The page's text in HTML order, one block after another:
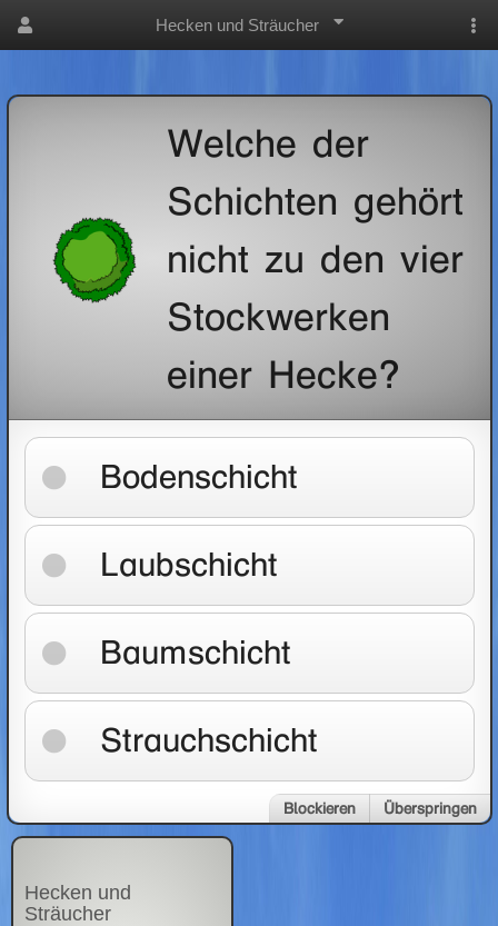
Hecken und Sträucher
Welche der
Schichten gehört
nicht zu den vier
Stockwerken
einer Hecke?
Bodenschicht
Laubschicht
Baumschicht
Strauchschicht
Blockieren Überspringen
Hecken und
Sträucher